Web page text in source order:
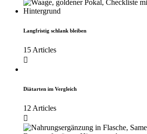
Langfristig schlank bleiben
15 Articles
Diätarten im Vergleich
12 Articles